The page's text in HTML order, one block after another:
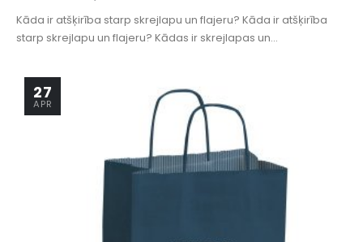
Kāda ir atšķirība starp skrejlapu un flajeru? Kāda ir atšķirība
starp skrejlapu un flajeru? Kādas ir skrejlapas un...
27
APR